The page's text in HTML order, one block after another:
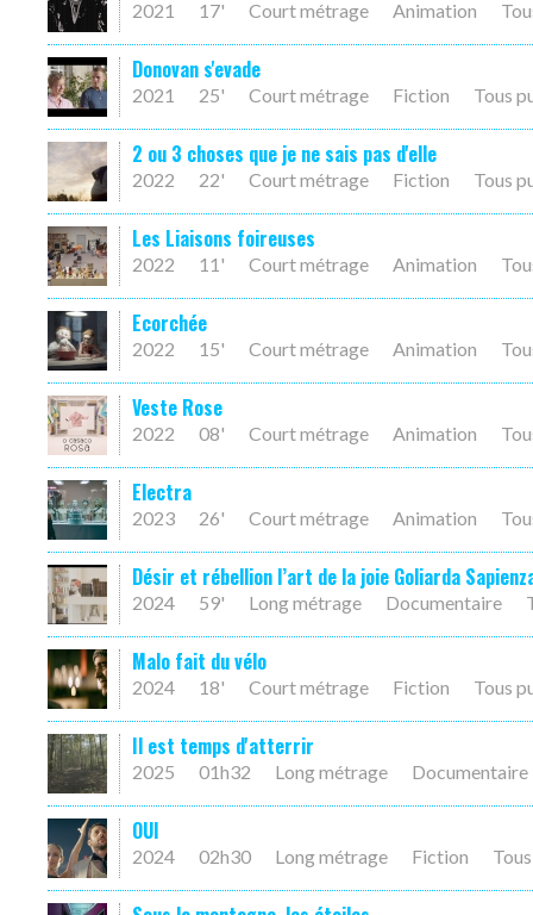
2021 17' Court métrage Animation
Donovan s'evade
2021 25' Court métrage Fiction Tous
2 ou 3 choses que je ne sais pas d'elle
2022 22' Court métrage Fiction Tous
Les Liaisons foireuses
2022 11' Court métrage Animation
Ecorchée
2022 15' Court métrage Animation
Veste Rose
2022 08' Court métrage Animation
Electra
2023 26' Court métrage Animation
Désir et rébellion l’art de la joie Goliarda
2024 59' Long métrage Documentaire
Malo fait du vélo
2024 18' Court métrage Fiction Tous
Il est temps d'atterrir
2025 01h32 Long métrage Documentaire
OUI
2024 02h30 Long métrage Fiction